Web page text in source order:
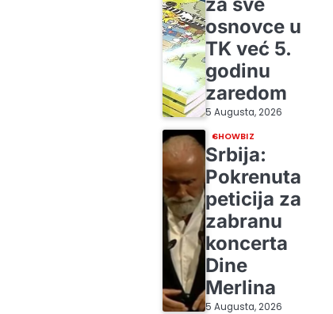
osnovce u
TK već 5.
godinu
zaredom
5 Augusta, 2026
SHOWBIZ
Srbija:
Pokrenuta
peticija za
zabranu
koncerta
Dine
Merlina
5 Augusta, 2026